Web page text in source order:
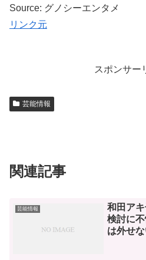
Source: グノシーエンタメ
リンク元
スポンサー
芸能情報
関連記事
芸能情報
和田ア
検討に
は外せな